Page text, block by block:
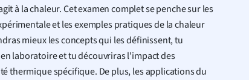
à la chaleur. Cet examen complet se penche sur les
et les exemples pratiques de la chaleur
mieux les concepts qui les définissent, tu
laboratoire et tu découvriras l'impact des
thermique spécifique. De plus, les applications du